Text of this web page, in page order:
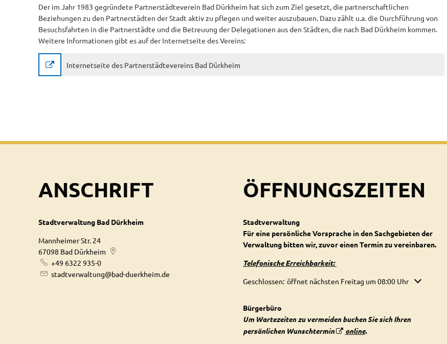
Der im Jahr 1983 gegründete Partnerstädteverein Bad Dürkheim hat sich zum Ziel gesetzt, die partnerschaftlichen
Beziehungen zu den Partnerstädten der Stadt aktiv zu pflegen und weiter auszubauen. Dazu zählt u.a. die Durchführung von
Besuchsfahrten in die Partnerstädte und die Betreuung der Delegationen aus den Städten, die nach Bad Dürkheim kommen.
Weitere Informationen gibt es auf der Internetseite des Vereins:
Internetseite des Partnerstädtevereins Bad Dürkheim
ANSCHRIFT
Stadtverwaltung Bad Dürkheim
Mannheimer Str. 24
67098 Bad Dürkheim
+49 6322 935-0
stadtverwaltung@bad-duerkheim.de
ÖFFNUNGSZEITEN
Stadtverwaltung
Für eine persönliche Vorsprache in den Sachgebieten der
Verwaltung bitten wir, zuvor einen Termin zu vereinbaren.
Telefonische Erreichbarkeit:
Klicken, um weitere Öffnungs- oder Schließzeiten auszublenden
Geschlossen: öffnet nächsten Freitag um 08:00 Uhr
Bürgerbüro
Um Wartezeiten zu vermeiden buchen Sie sich Ihren
persönlichen Wunschtermin
online.